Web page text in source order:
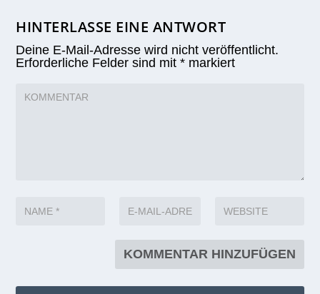
HINTERLASSE EINE ANTWORT
Deine E-Mail-Adresse wird nicht veröffentlicht.
Erforderliche Felder sind mit* markiert